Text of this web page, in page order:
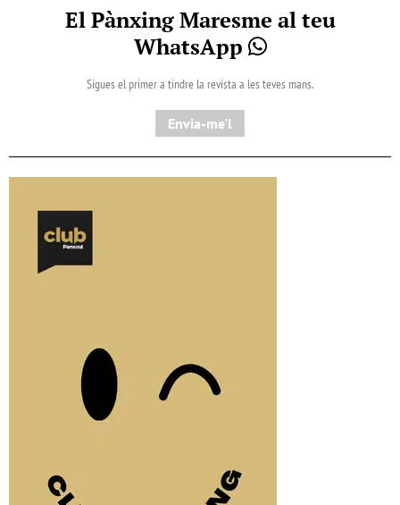
El Pànxing Maresme al teu
WhatsApp
Sigues el primer a tindre la revista a les teves mans.
Envia-me'l